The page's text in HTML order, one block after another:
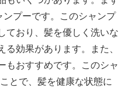
プーです。このシャンプ
ており、髪を優しく洗いな
効果があります。また、
もおすすめです。このシャ
とで、髪を健康な状態に